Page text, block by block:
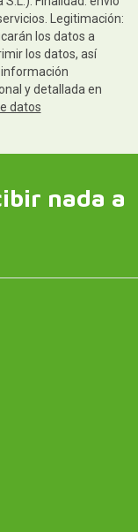
Legitimación:
los datos a
los datos, así
y detallada en
datos
nada a